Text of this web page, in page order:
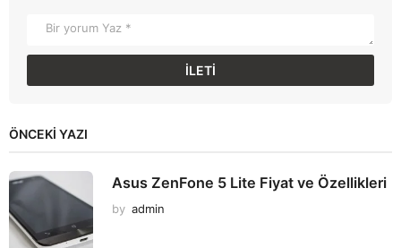
ÖNCEKI YAZI
Asus ZenFone 5 Lite Fiyat ve Özellikleri
by admin